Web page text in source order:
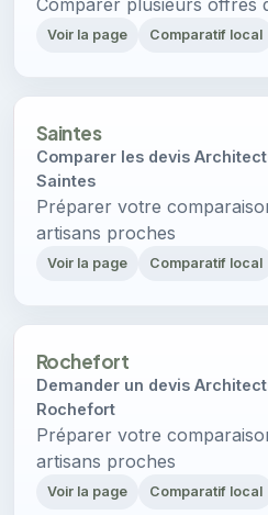
Comparer plusieurs offres
Voir la page Comparatif local
Saintes
Comparer les devis
Saintes
Préparer votre
artisans proches
Voir la page Comparatif local
Rochefort
Demander un devis
Rochefort
Préparer votre
artisans proches
Voir la page Comparatif local